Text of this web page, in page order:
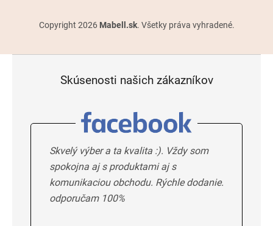
Copyright 2026 Mabell.sk. Všetky práva vyhradené.
Skúsenosti našich zákazníkov
Skvelý výber a ta kvalita :). Vždy som
spokojna aj s produktami aj s
komunikaciou obchodu. Rýchle dodanie.
odporučam 100%